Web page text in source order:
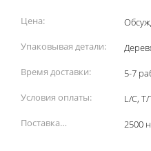
заказа:
Цена:
Упаковывая детали:
Время доставки:
5-7
Условия оплаты:
L/C,
Поставка
2500